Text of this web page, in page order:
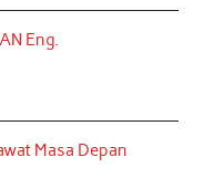
Eng.
Masa Depan